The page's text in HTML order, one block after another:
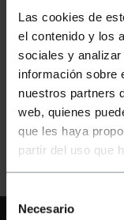
Las cookies de
el contenido y los
sociales y
información sobre
nuestros partners
web, quienes
que les haya
partir del uso que
Necesario
environnement
l"Microphone CCTV
02
PVP
13,37€
5,35€
5,35 VAT inc.
PVD
11,75 €
Livraison immédiate
Quantité